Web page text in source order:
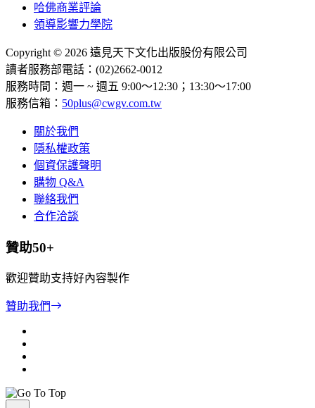
哈佛商業評論
領導影響力學院
Copyright © 2026 遠見天下文化出版股份有限公司
讀者服務部電話：(02)2662-0012
服務時間：週一 ~ 週五 9:00～12:30；13:30～17:00
服務信箱： 50plus@cwgv.com.tw
關於我們
隱私權政策
個資保護聲明
購物 Q&A
聯絡我們
合作洽談
贊助50+
歡迎贊助支持好內容製作
贊助我們